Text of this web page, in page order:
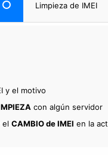
Limpieza de IMEI
y el motivo
con algún servidor
el CAMBIO de IMEI en la